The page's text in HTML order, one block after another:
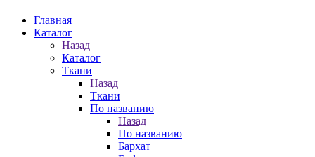
Главная
Каталог
Назад
Каталог
Ткани
Назад
Ткани
По названию
Назад
По названию
Бархат